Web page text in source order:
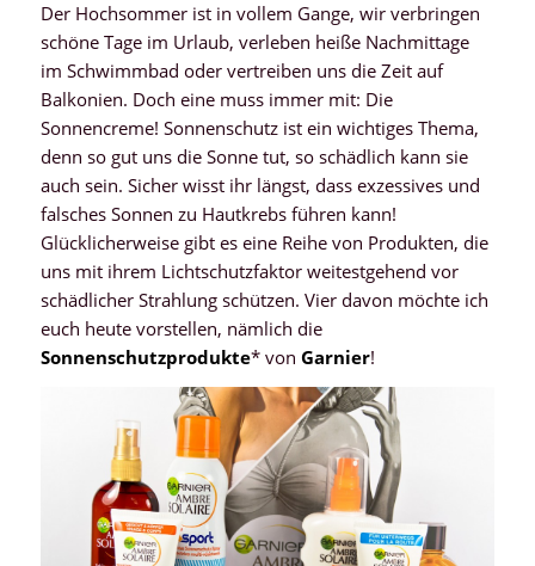
Der Hochsommer ist in vollem Gange, wir verbringen
schöne Tage im Urlaub, verleben heiße Nachmittage
im Schwimmbad oder vertreiben uns die Zeit auf
Balkonien. Doch eine muss immer mit: Die
Sonnencreme! Sonnenschutz ist ein wichtiges Thema,
denn so gut uns die Sonne tut, so schädlich kann sie
auch sein. Sicher wisst ihr längst, dass exzessives und
falsches Sonnen zu Hautkrebs führen kann!
Glücklicherweise gibt es eine Reihe von Produkten, die
uns mit ihrem Lichtschutzfaktor weitestgehend vor
schädlicher Strahlung schützen. Vier davon möchte ich
euch heute vorstellen, nämlich die
Sonnenschutzprodukte* von Garnier!